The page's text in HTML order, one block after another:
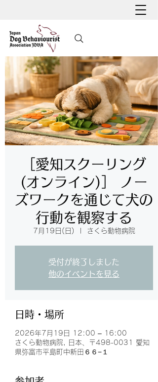
［愛知スクーリング
(オンライン)］ ノー
ズワークを通じて犬の
行動を観察する
7月19日(日) さくら動物病院
受付が終了しました
他のイベントを見る
日時・場所
2026年7月19日 12:00 – 16:00
さくら動物病院, 日本、〒498-0031 愛知
県弥富市平島町中新田６６−１